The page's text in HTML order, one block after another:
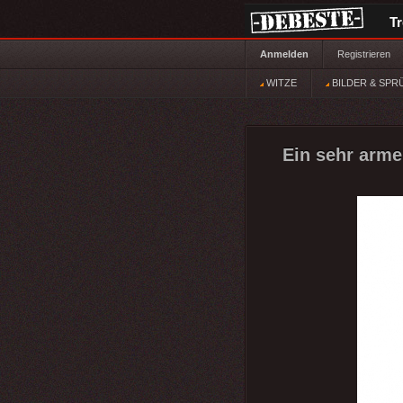
Anmelden Registrieren
WITZE BILDER &
Ein sehr